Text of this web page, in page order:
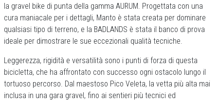
la gravel bike di punta della gamma AURUM. Progettata con una
cura maniacale per i dettagli, Manto è stata creata per dominare
qualsiasi tipo di terreno, e la BADLANDS è stata il banco di prova
ideale per dimostrare le sue eccezionali qualità tecniche.
Leggerezza, rigidità e versatilità sono i punti di forza di questa
bicicletta, che ha affrontato con successo ogni ostacolo lungo il
tortuoso percorso. Dal maestoso Pico Veleta, la vetta più alta mai
inclusa in una gara gravel, fino ai sentieri più tecnici ed